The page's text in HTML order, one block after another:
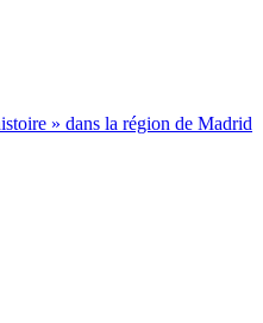
» dans la région de Madrid